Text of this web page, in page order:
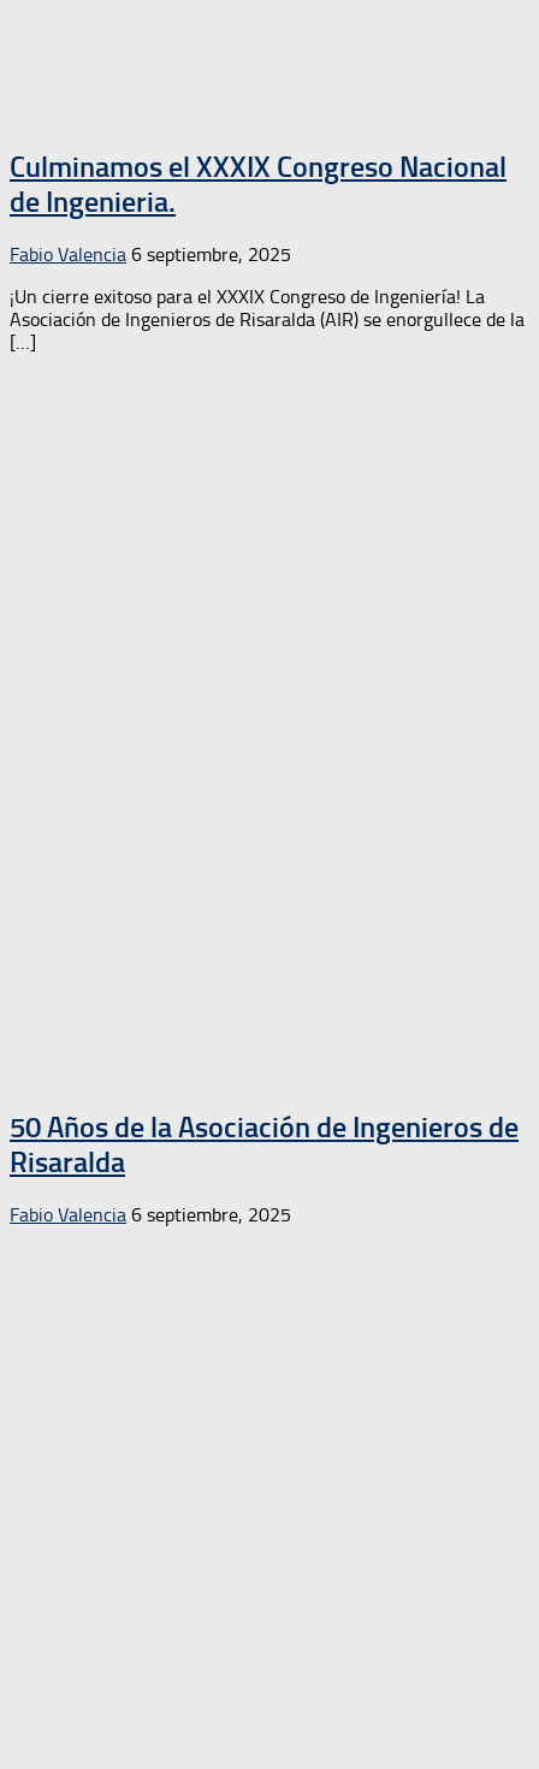
Culminamos el XXXIX Congreso Nacional
de Ingenieria.
Fabio Valencia 6 septiembre, 2025
¡Un cierre exitoso para el XXXIX Congreso de Ingeniería! La
Asociación de Ingenieros de Risaralda (AIR) se enorgullece de la
[…]
50 Años de la Asociación de Ingenieros de
Risaralda
Fabio Valencia 6 septiembre, 2025